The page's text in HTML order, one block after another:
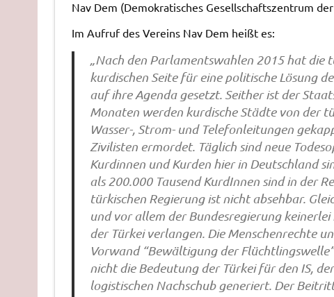
Nav Dem (Demokratisches Gesellschaftszentrum
Im Aufruf des Vereins Nav Dem heißt es:
„Nach den Parlamentswahlen 2015 hat die
kurdischen Seite für eine politische Lösung
auf ihre Agenda gesetzt. Seither ist der
Monaten werden kurdische Städte von der
Wasser-, Strom- und Telefonleitungen
Zivilisten ermordet. Täglich sind neue
Kurdinnen und Kurden hier in Deutschland
als 200.000 Tausend KurdInnen sind in der
türkischen Regierung ist nicht absehbar.
und vor allem der Bundesregierung
der Türkei verlangen. Die Menschenrechte
Vorwand “Bewältigung der
nicht die Bedeutung der Türkei für den IS,
logistischen Nachschub generiert. Der